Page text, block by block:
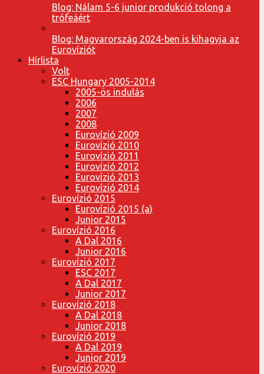
Blog: Nálam 5-6 junior produkció tolong a
trófeáért
Blog: Magyarország 2024-ben is kihagyja az
Eurovíziót
Hírlista
Volt
ESC Hungary 2005-2014
2005-ös indulás
2006
2007
2008
Eurovízió 2009
Eurovízió 2010
Eurovízió 2011
Eurovízió 2012
Eurovízió 2013
Eurovízió 2014
Eurovízió 2015
Eurovízió 2015 (a)
Junior 2015
Eurovízió 2016
A Dal 2016
Junior 2016
Eurovízió 2017
ESC 2017
A Dal 2017
Junior 2017
Eurovízió 2018
A Dal 2018
Junior 2018
Eurovízió 2019
A Dal 2019
Junior 2019
Eurovízió 2020